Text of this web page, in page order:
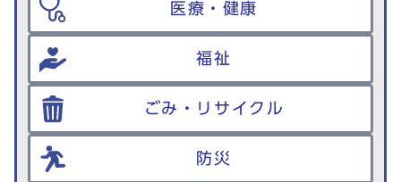
医療・健康
福祉
ごみ・リサイクル
防災